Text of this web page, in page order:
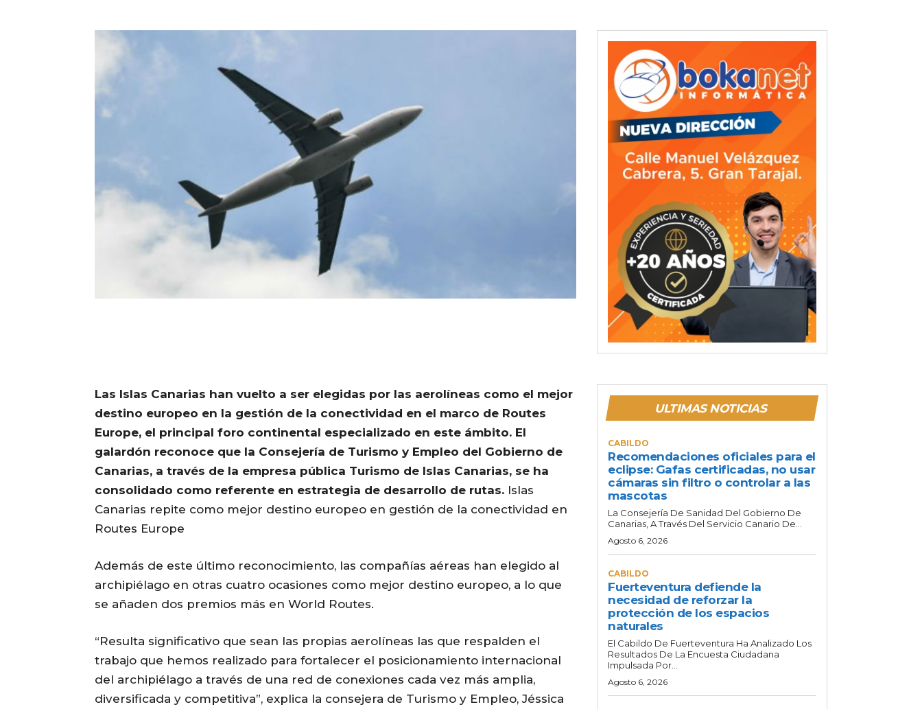
Las Islas Canarias han vuelto a ser elegidas por las aerolíneas como el mejor
destino europeo en la gestión de la conectividad en el marco de Routes
Europe, el principal foro continental especializado en este ámbito. El
galardón reconoce que la Consejería de Turismo y Empleo del Gobierno de
Canarias, a través de la empresa pública Turismo de Islas Canarias, se ha
consolidado como referente en estrategia de desarrollo de rutas. Islas
Canarias repite como mejor destino europeo en gestión de la conectividad en
Routes Europe
Además de este último reconocimiento, las compañías aéreas han elegido al
archipiélago en otras cuatro ocasiones como mejor destino europeo, a lo que
se añaden dos premios más en World Routes.
“Resulta significativo que sean las propias aerolíneas las que respalden el
trabajo que hemos realizado para fortalecer el posicionamiento internacional
del archipiélago a través de una red de conexiones cada vez más amplia,
diversificada y competitiva”, explica la consejera de Turismo y Empleo, Jéssica
ULTIMAS NOTICIAS
CABILDO
Recomendaciones oficiales para el
eclipse: Gafas certificadas, no usar
cámaras sin filtro o controlar a las
mascotas
La Consejería De Sanidad Del Gobierno De
Canarias, A Través Del Servicio Canario De...
Agosto 6, 2026
CABILDO
Fuerteventura defiende la
necesidad de reforzar la
protección de los espacios
naturales
El Cabildo De Fuerteventura Ha Analizado Los
Resultados De La Encuesta Ciudadana
Impulsada Por...
Agosto 6, 2026